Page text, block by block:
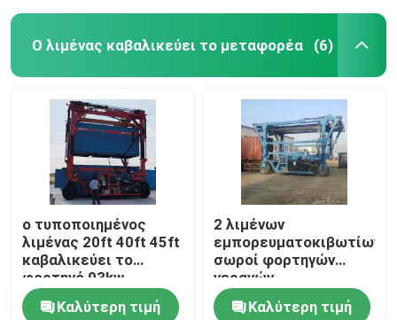
Σπίτι
Προϊόντα
Βίντεο
Ο λιμένας καβαλικεύει το μεταφορέα (6)
ο τυποποιημένος
λιμένας 20ft 40ft 45ft
καβαλικεύει το
φορτηγό 93kw
μεταφορέων με τη
μηχανή της Cummins
Καλύτερη τιμή
2 λιμένων
εμπορευματοκιβωτίων
σωροί φορτηγών
γερανών,
τυποποιημένος
ανυψωτικός
Καλύτερη τιμή